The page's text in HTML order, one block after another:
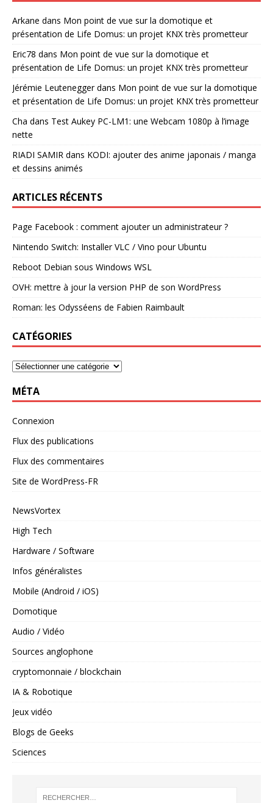
Arkane dans Mon point de vue sur la domotique et
présentation de Life Domus: un projet KNX très prometteur
Eric78 dans Mon point de vue sur la domotique et
présentation de Life Domus: un projet KNX très prometteur
Jérémie Leuteneggerdans Mon point de vue sur la domotique
et présentation de Life Domus: un projet KNX très prometteur
Cha dans Test Aukey PC-LM1: une Webcam 1080p à l’image
nette
RIADI SAMIR dans KODI: ajouter des anime japonais / manga
et dessins animés
ARTICLES RÉCENTS
Page Facebook : comment ajouter un administrateur ?
Nintendo Switch: Installer VLC / Vino pour Ubuntu
Reboot Debian sous Windows WSL
OVH: mettre à jour la version PHP de son WordPress
Roman: les Odysséens de Fabien Raimbault
CATÉGORIES
MÉTA
Connexion
Flux des publications
Flux des commentaires
Site de WordPress-FR
NewsVortex
High Tech
Hardware / Software
Infos généralistes
Mobile (Android / iOS)
Domotique
Audio / Vidéo
Sources anglophone
cryptomonnaie / blockchain
IA & Robotique
Jeux vidéo
Blogs de Geeks
Sciences